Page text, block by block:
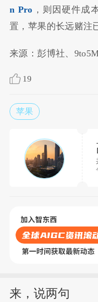
n Pro ，则因硬件成
置，苹果的长远赌注
来源：彭博社、
19
苹果
来，说两句